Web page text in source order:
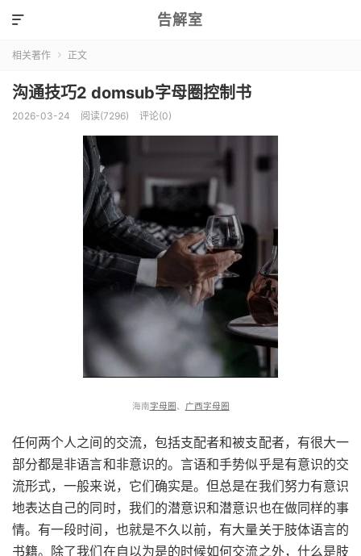
告解室

相关著作  正文
沟通技巧2 domsub字母圈控制书
2026-03-24 阅读(7296) 评论(0)
海南字母圈、 广西字母圈
任何两个人之间的交流，包括支配者和被支配者，有很大一
部分都是非语言和非意识的。言语和手势似乎是有意识的交
流形式，一般来说，它们确实是。但总是在我们努力有意识
地表达自己的同时，我们的潜意识和潜意识也在做同样的事
情。有一段时间，也就是不久以前，有大量关于肢体语言的
书籍。除了我们在自以为是的时候如何交流之外，什么是肢